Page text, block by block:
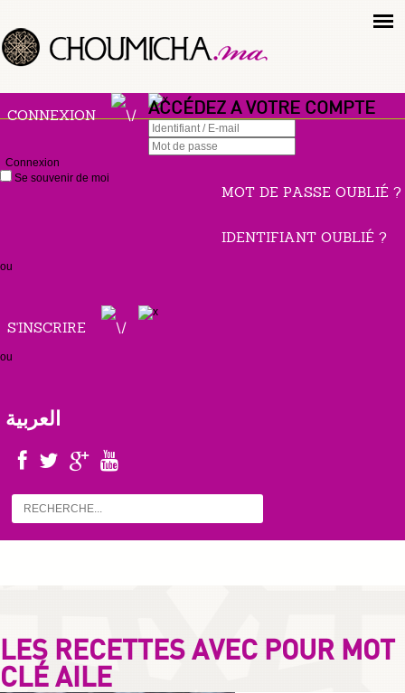
CONNEXION ACCÉDEZ A VOTRE COMPTE
Connexion
Se souvenir de moi
MOT DE PASSE OUBLIÉ ?
IDENTIFIANT OUBLIÉ ?
ou
S'INSCRIRE
ou
العربية
LES RECETTES AVEC POUR MOT
CLÉ AILE